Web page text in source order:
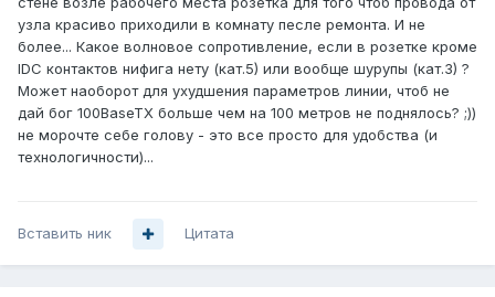
узла красиво приходили в комнату песле ремонта. И не
более... Какое волновое сопротивление, если в розетке кроме
IDC контактов нифига нету (кат.5) или вообще шурупы (кат.3) ?
Может наоборот для ухудшения параметров линии, чтоб не
дай бог 100BaseTX больше чем на 100 метров не поднялось? ;))
не морочте себе голову - это все просто для удобства (и
технологичности)...
Вставить ник Цитата